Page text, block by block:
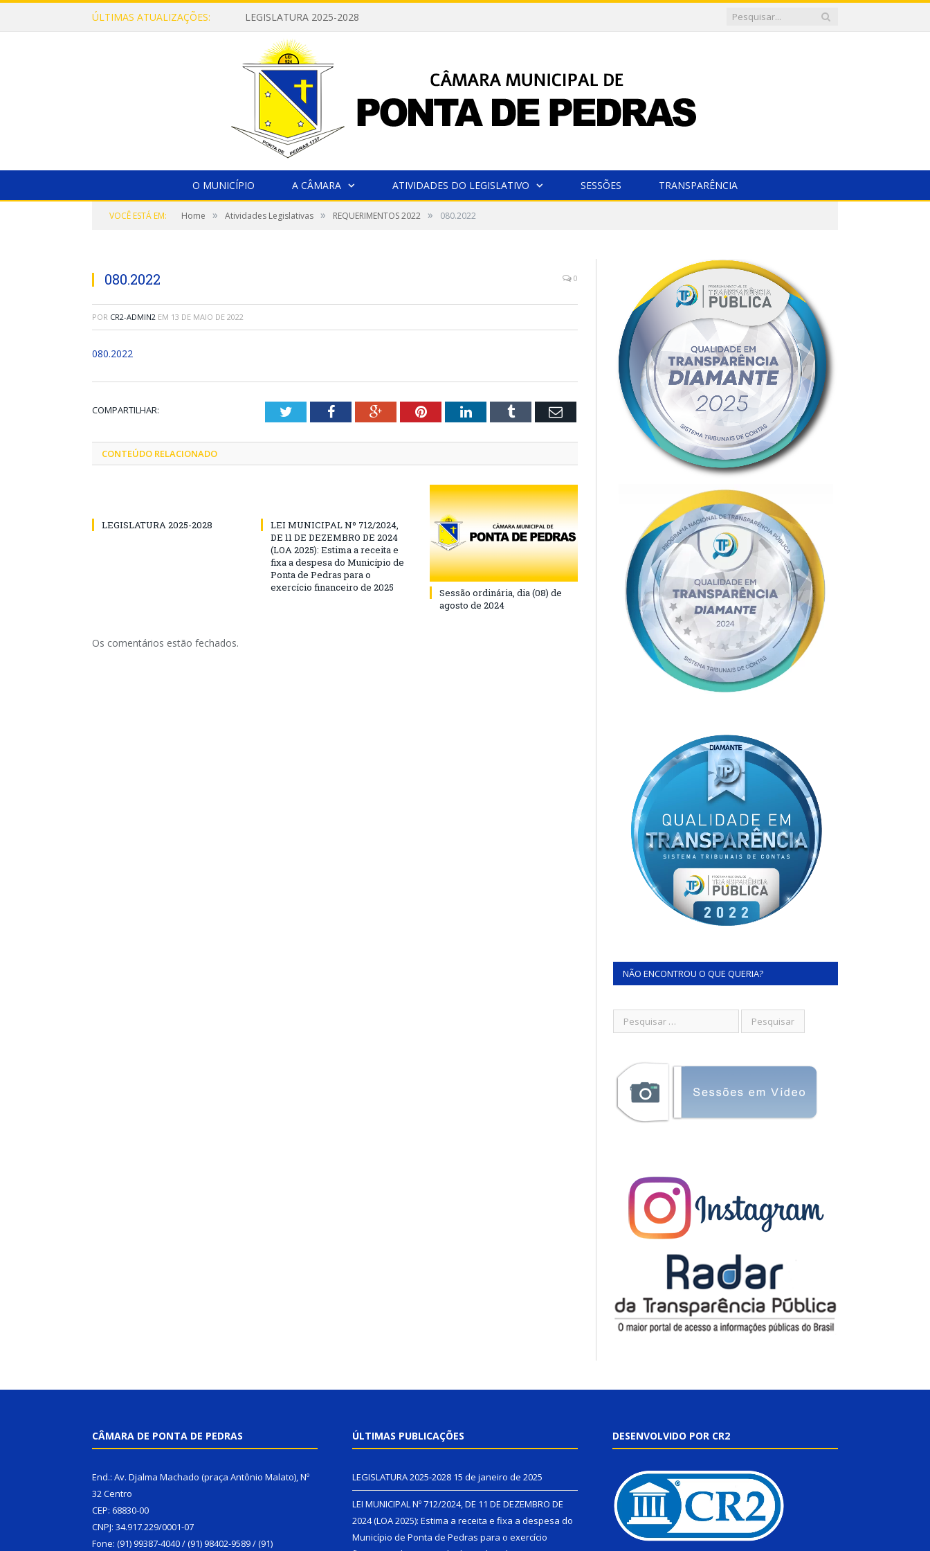
ÚLTIMAS ATUALIZAÇÕES: LEGISLATURA 2025-2028
O MUNICÍPIO A CÂMARA ATIVIDADES DO LEGISLATIVO SESSÕES TRANSPARÊNCIA
VOCÊ ESTÁ EM: Home » Atividades Legislativas » REQUERIMENTOS 2022 » 080.2022
080.2022 0
POR CR2-ADMIN2 EM 13 DE MAIO DE 2022
080.2022
COMPARTILHAR: TwitterFacebookGoogle+PinterestLinkedInTumblr Email
CONTEÚDO RELACIONADO
LEGISLATURA 2025-2028
LEI MUNICIPAL Nº 712/2024,
DE 11 DE DEZEMBRO DE 2024
(LOA 2025): Estima a receita e
fixa a despesa do Município de
Ponta de Pedras para o
exercício financeiro de 2025
Sessão ordinária, dia (08) de
agosto de 2024
Os comentários estão fechados.
NÃO ENCONTROU O QUE QUERIA?
CÂMARA DE PONTA DE PEDRAS
End.: Av. Djalma Machado (praça Antônio Malato), Nº
32 Centro
CEP: 68830-00
CNPJ: 34.917.229/0001-07
Fone: (91) 99387-4040 / (91) 98402-9589 / (91)
ÚLTIMAS PUBLICAÇÕES
LEGISLATURA 2025-2028 15 de janeiro de 2025
LEI MUNICIPAL Nº 712/2024, DE 11 DE DEZEMBRO DE
2024 (LOA 2025): Estima a receita e fixa a despesa do
Município de Ponta de Pedras para o exercício
DESENVOLVIDO POR CR2